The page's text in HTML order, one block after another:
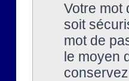
Votre mot
soit
mot de
le moyen